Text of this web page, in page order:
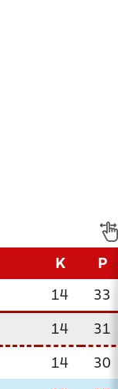
K P
14 33
14 31
14 30